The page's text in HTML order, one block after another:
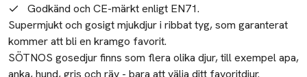
Beskrivning
Godkänd och CE-märkt enligt EN71.
Supermjukt och gosigt mjukdjur i ribbat tyg, som garanterat
kommer att bli en kramgo favorit.
SÖTNOS gosedjur finns som flera olika djur, till exempel apa,